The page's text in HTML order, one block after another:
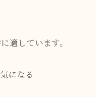
適しています。
になる